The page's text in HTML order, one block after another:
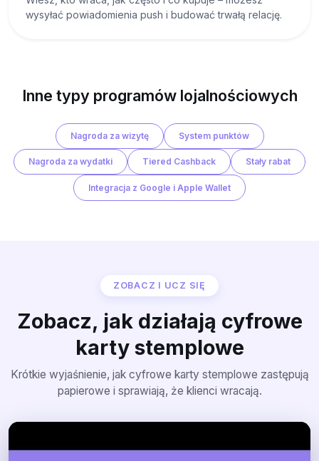
wysyłać powiadomienia push i budować trwałą relację.
Inne typy programów lojalnościowych
Nagroda za wizytę System punktów
Nagroda za wydatki Tiered Cashback Stały rabat
Integracja z Google i Apple Wallet
ZOBACZ I UCZ SIĘ
Zobacz, jak działają cyfrowe
karty stemplowe
Krótkie wyjaśnienie, jak cyfrowe karty stemplowe zastępują
papierowe i sprawiają, że klienci wracają.